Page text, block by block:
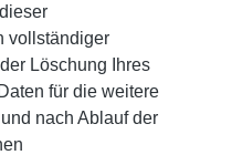
vollständiger
Löschung Ihres
für die weitere
nach Ablauf der